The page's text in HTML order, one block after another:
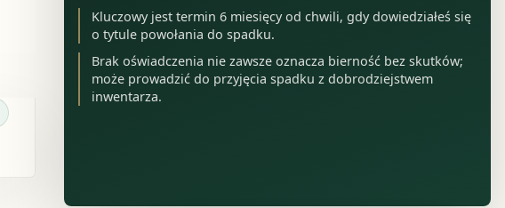
Kluczowy jest termin 6 miesięcy od chwili, gdy dowiedziałeś się
o tytule powołania do spadku.
Brak oświadczenia nie zawsze oznacza bierność bez skutków;
może prowadzić do przyjęcia spadku z dobrodziejstwem
inwentarza.